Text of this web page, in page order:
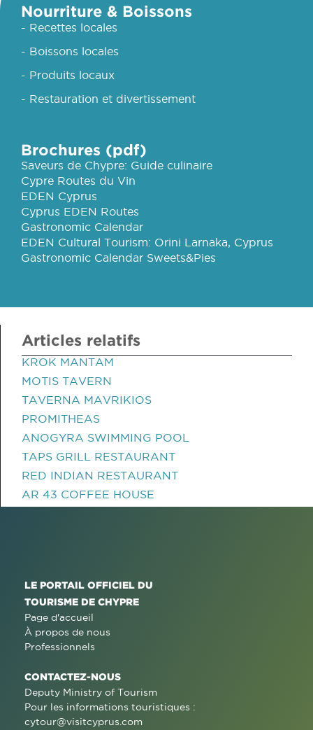
Nourriture & Boissons
- Recettes locales
- Boissons locales
- Produits locaux
- Restauration et divertissement
Brochures (pdf)
Saveurs de Chypre: Guide culinaire
Cypre Routes du Vin
EDEN Cyprus
Cyprus EDEN Routes
Gastronomic Calendar
EDEN Cultural Tourism: Orini Larnaka, Cyprus
Gastronomic Calendar Sweets&Pies
Articles relatifs
KROK MANTAM
MOTIS TAVERN
TAVERNA MAVRIKIOS
PROMITHEAS
ANOGYRA SWIMMING POOL
TAPS GRILL RESTAURANT
RED INDIAN RESTAURANT
AR 43 COFFEE HOUSE
LE PORTAIL OFFICIEL DU
TOURISME DE CHYPRE
Page d'accueil
À propos de nous
Professionnels
CONTACTEZ-NOUS
Deputy Ministry of Tourism
Pour les informations touristiques :
cytour@visitcyprus.com